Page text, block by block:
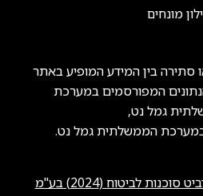
מונחים
בין המידע המופיע באתר
המפורסמים במערכת
גמל נט,
הממשלתית גמל נט.
סוכנות לביטוח (2024) בע"מ